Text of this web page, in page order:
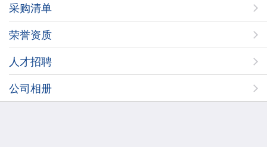
采购清单
荣誉资质
人才招聘
公司相册